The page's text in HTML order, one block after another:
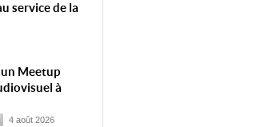
service de la
Meetup
à
4 août 2026